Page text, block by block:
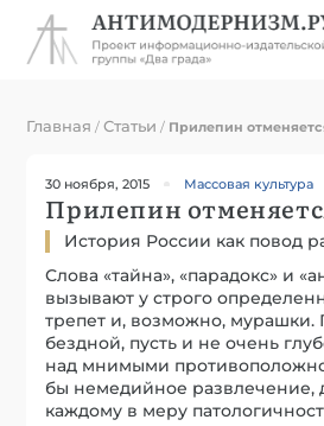
Главная /Статьи / Прилепин
30 ноября, 2015 Массовая культура
Прилепин
История России как повод
Слова «тайна», «парадокс» и
вызывают у строго
трепет и, возможно, мурашки.
бездной, пусть и не очень
над мнимыми
бы немедийное развлечение,
каждому в меру